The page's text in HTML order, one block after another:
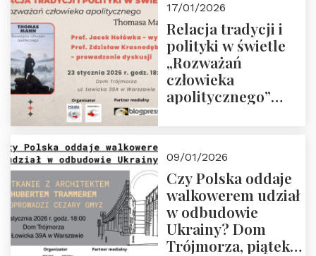
17/01/2026
Relacja tradycji i
polityki w świetle
„Rozważań
człowieka
apolitycznego”
godz. 18:00.
Zapraszamy!
09/01/2026
Czy Polska oddaje
walkowerem udział
w odbudowie
Ukrainy? Dom
Trójmorza, piątek